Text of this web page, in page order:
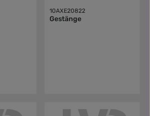
10AXE20822
Gestänge